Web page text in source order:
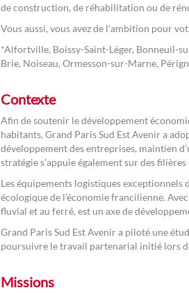
de construction, de réhabilitation ou de
Vous aussi, vous avez de l'ambition pour
*Alfortville, Boissy-Saint-Léger, Bonneuil-
Brie, Noiseau, Ormesson-sur-Marne,
Contexte
Afin de soutenir le développement
habitants, Grand Paris Sud Est Avenir a
développement des entreprises, maintien
stratégie s’appuie également sur des
Les équipements logistiques
écologique de l’économie francilienne.
fluvial et au ferré, est un axe de
Grand Paris Sud Est Avenir a piloté une
poursuivre le travail partenarial initié lors
Missions